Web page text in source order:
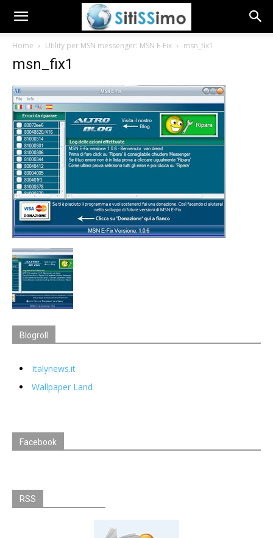
Home Utility per MSN messenger: MSN E-Fix msn_fix1
msn_fix1
Blogroll
Italynews.it
Wallpaper Land
Facebook
RSS